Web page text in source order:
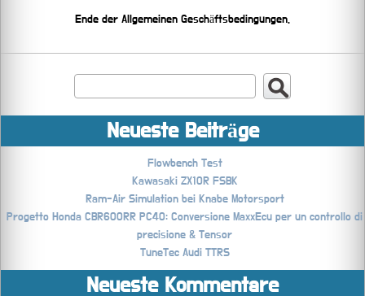
Ende der Allgemeinen Geschäftsbedingungen.
Neueste Beiträge
Flowbench Test
Kawasaki ZX10R FSBK
Ram-Air Simulation bei Knabe Motorsport
Progetto Honda CBR600RR PC40: Conversione MaxxEcu per un controllo di
precisione & Tensor
TuneTec Audi TTRS
Neueste Kommentare